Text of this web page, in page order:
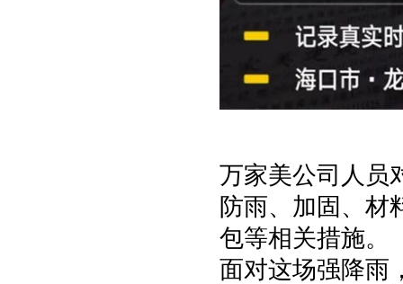
万家美公司人员
防雨、加固、材
包等相关措施。
面对这场强降雨